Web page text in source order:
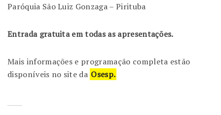
Paróquia São Luiz Gonzaga – Pirituba
Entrada gratuita em todas as apresentações.
Mais informações e programação completa estão
disponíveis no site da Osesp.